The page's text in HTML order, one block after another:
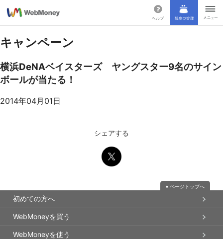
キャンペーン
横浜DeNAベイスターズ ヤングスター9名のサイン
ボールが当たる！
2014年04月01日
シェアする
ページトップへ
初めての方へ
WebMoneyを買う
WebMoneyを使う